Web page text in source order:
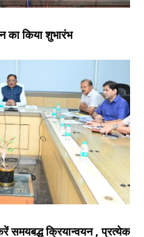
समयबद्ध क्रियान्वयन , प्रत्येक
लाभ : मुख्यमंत्री साय